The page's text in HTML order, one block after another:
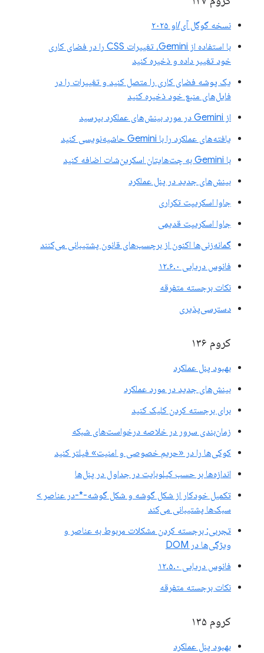
نسخه گوگل آی/او ۲۰۲۵
با استفاده از Gemini، تغییرات CSS را در فضای کاری
خود تغییر داده و ذخیره کنید
یک پوشه فضای کاری را متصل کنید و تغییرات را در
فایل‌های منبع خود ذخیره کنید
از Gemini در مورد بینش‌های عملکرد بپرسید
یافته‌های عملکرد را با Gemini حاشیه‌نویسی کنید
با Gemini به چت‌هایتان اسکرین‌شات اضافه کنید
بینش‌های جدید در پنل عملکرد
جاوا اسکریپت تکراری
جاوا اسکریپت قدیمی
گمانه‌زنی‌ها اکنون از برچسب‌های قانون پشتیبانی می‌کنند
فانوس دریایی ۱۲.۶.۰
نکات برجسته متفرقه
دسترسی‌پذیری
کروم ۱۳۶
بهبود پنل عملکرد
بینش‌های جدید در مورد عملکرد
برای برجسته کردن کلیک کنید
زمان‌بندی سرور در خلاصه درخواست‌های شبکه
کوکی‌ها را در «حریم خصوصی و امنیت» فیلتر کنید
اندازه‌ها بر حسب کیلوبایت در جداول در پنل‌ها
تکمیل خودکار از شکل گوشه و شکل گوشه-*-در عناصر >
سبک‌ها پشتیبانی می‌کند
تجربی: برجسته کردن مشکلات مربوط به عناصر و
ویژگی‌ها در DOM
فانوس دریایی ۱۲.۵.۰
نکات برجسته متفرقه
کروم ۱۳۵
بهبود پنل عملکرد